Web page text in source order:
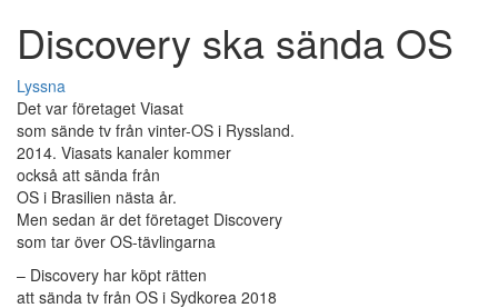
Discovery ska sända OS
Lyssna
Det var företaget Viasat
som sände tv från vinter-OS i Ryssland.
2014. Viasats kanaler kommer
också att sända från
OS i Brasilien nästa år.
Men sedan är det företaget Discovery
som tar över OS-tävlingarna
– Discovery har köpt rätten
att sända tv från OS i Sydkorea 2018